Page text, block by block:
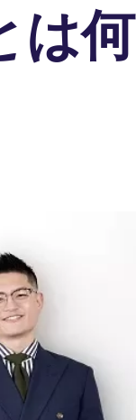
は何